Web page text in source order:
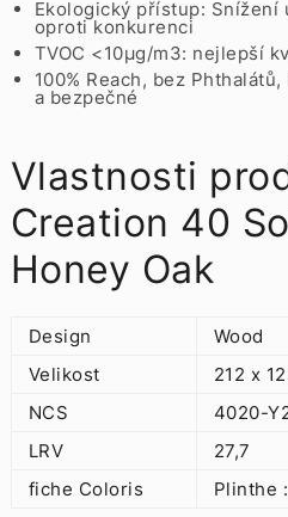
Ekologický přístup: Snížení
oproti konkurenci
TVOC <10µg/m3: nejlepší
100% Reach, bez
a bezpečné
Vlastnosti
Creation 40
Honey Oak
Design
Wood
Velikost
212 x
NCS
4020-
LRV
27,7
fiche Coloris
Plinthe